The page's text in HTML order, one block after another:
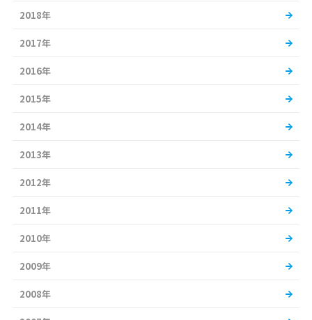
2018年
2017年
2016年
2015年
2014年
2013年
2012年
2011年
2010年
2009年
2008年